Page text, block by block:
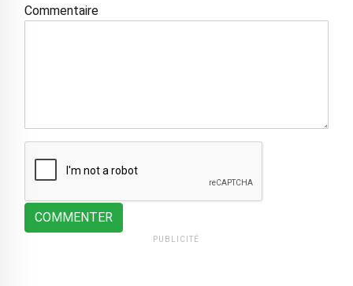
Commentaire
COMMENTER
PUBLICITÉ